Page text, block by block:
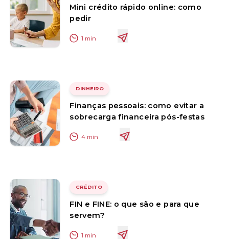
Mini crédito rápido online: como
pedir
1 min
DINHEIRO
Finanças pessoais: como evitar a
sobrecarga financeira pós-festas
4 min
CRÉDITO
FIN e FINE: o que são e para que
servem?
1 min